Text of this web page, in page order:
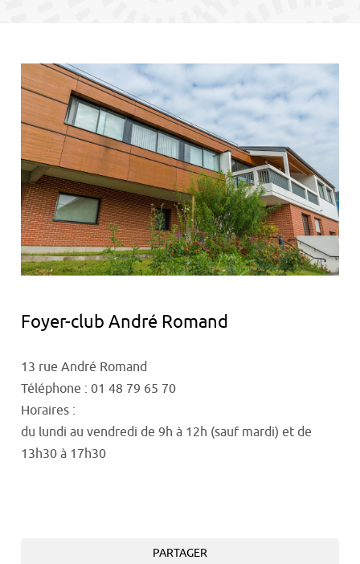
Foyer-club André Romand
13 rue André Romand
Téléphone : 01 48 79 65 70
Horaires :
du lundi au vendredi de 9h à 12h (sauf mardi) et de
13h30 à 17h30
PARTAGER